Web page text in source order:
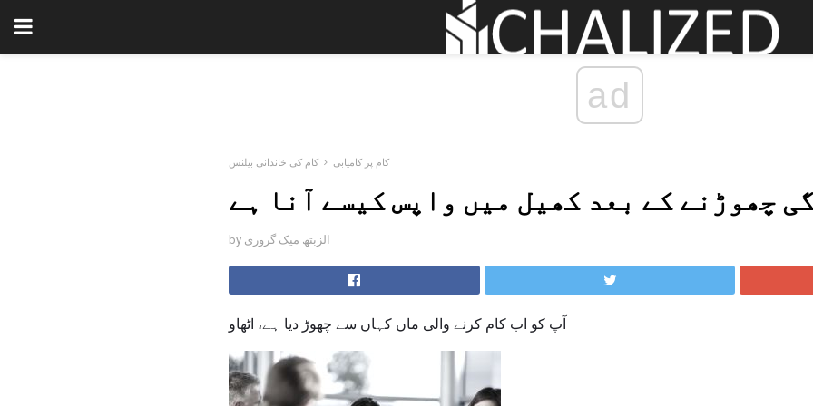
ad
کام پر کامیابی کام کی خاندانی بیلنس
چھوڑنے کے بعد کھیل میں واپس کیسے آنا ہے
by الزبتھ میک گروری
آپ کو اب کام کرنے والی ماں کہاں سے چھوڑ دیا ہے، اٹھاو